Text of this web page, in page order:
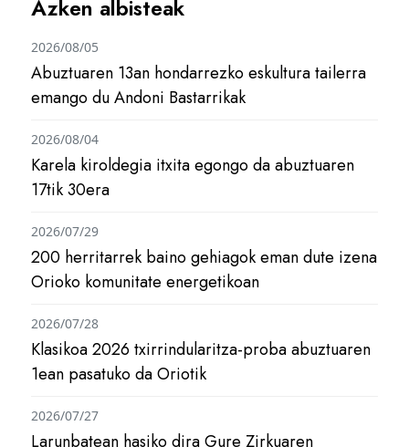
Azken albisteak
Abuztuaren 13an hondarrezko eskultura tailerra
emango du Andoni Bastarrikak
2026/08/05
Karela kiroldegia itxita egongo da abuztuaren
17tik 30era
2026/08/04
200 herritarrek baino gehiagok eman dute izena
Orioko komunitate energetikoan
2026/07/29
Klasikoa 2026 txirrindularitza-proba abuztuaren
1ean pasatuko da Oriotik
2026/07/28
Larunbatean hasiko dira Gure Zirkuaren
2026/07/27